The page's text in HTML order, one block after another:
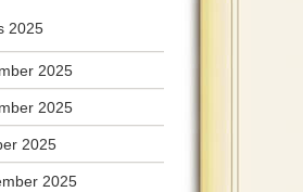
2025
2025
2025
2025
2025